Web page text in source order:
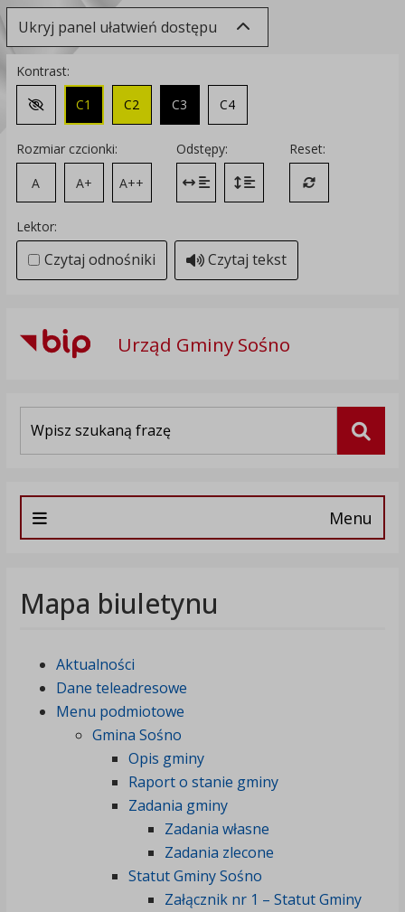
Ukryj panel ułatwień dostępu
Kontrast:
Zmień kontrast na domyślny
C1 C2 C3 C4
Rozmiar czcionki:
A
A+ A++
Odstępy:
Zmień odstęp między literami
Zmień interlinię i margines
Reset:
Przywróć
Lektor:
Czytaj odnośniki Czytaj tekst
Urząd Gminy Sośno
Menu
Mapa biuletynu
Aktualności
Dane teleadresowe
Menu podmiotowe
Gmina Sośno
Opis gminy
Raport o stanie gminy
Zadania gminy
Zadania własne
Zadania zlecone
Statut Gminy Sośno
Załącznik nr 1 – Statut Gminy